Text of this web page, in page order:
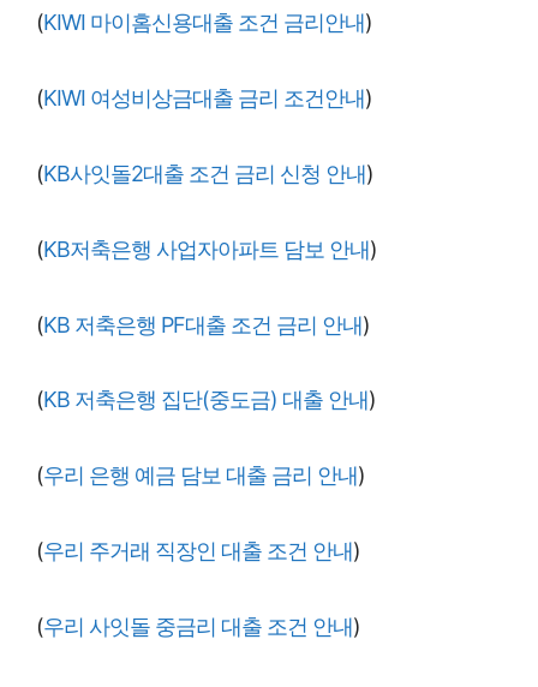
(KIWI 마이홈신용대출 조건 금리안내)
(KIWI 여성비상금대출 금리 조건안내)
(KB사잇돌2대출 조건 금리 신청 안내)
(KB저축은행 사업자아파트 담보 안내)
(KB 저축은행 PF대출 조건 금리 안내)
(KB 저축은행 집단(중도금) 대출 안내)
(우리 은행 예금 담보 대출 금리 안내)
(우리 주거래 직장인 대출 조건 안내)
(우리 사잇돌 중금리 대출 조건 안내)